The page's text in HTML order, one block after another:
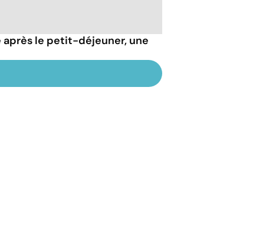
après le petit-déjeuner, une